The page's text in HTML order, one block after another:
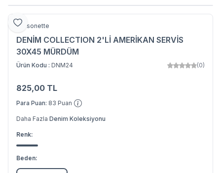
Favoriye Ekle
Maisonette
DENİM COLLECTION 2'Lİ AMERİKAN SERVİS
30X45 MÜRDÜM
Ürün Kodu : DNM24 (0)
825,00 TL
Para Puan: 83 Puan
Daha Fazla Denim Koleksiyonu
Renk:
Beden: